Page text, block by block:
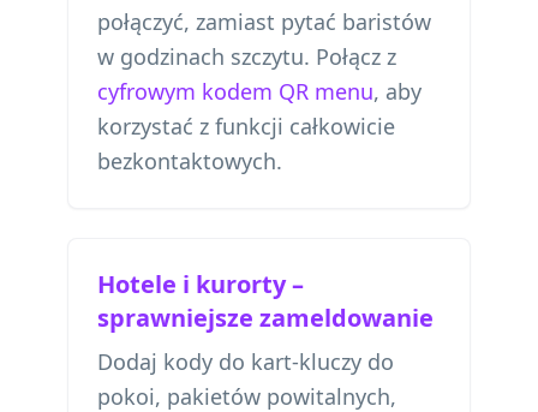
połączyć, zamiast pytać baristów
w godzinach szczytu. Połącz z
cyfrowym kodem QR menu, aby
korzystać z funkcji całkowicie
bezkontaktowych.
Hotele i kurorty –
sprawniejsze zameldowanie
Dodaj kody do kart-kluczy do
pokoi, pakietów powitalnych,